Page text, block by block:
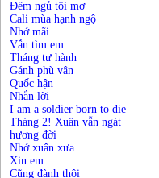
Đêm ngủ tôi mơ
Cali mùa hạnh ngộ
Nhớ mãi
Vẫn tìm em
Tháng tư hành
Gánh phù vân
Quốc hận
Nhắn lời
I am a soldier born to die
Tháng 2! Xuân vẫn ngát
hương đời
Nhớ xuân xưa
Xin em
Cũng đành thôi